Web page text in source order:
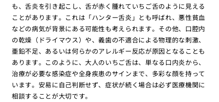
も、舌炎を引き起こし、舌が赤く腫れていちご舌のように見える
ことがあります。これは「ハンター舌炎」とも呼ばれ、悪性貧血
などの病気が背景にある可能性も考えられます。その他、口腔内
の乾燥（ドライマウス）や、義歯の不適合による物理的な刺激、
亜鉛不足、あるいは何らかのアレルギー反応が原因となることも
あります。このように、大人のいちご舌は、単なる口内炎から、
治療が必要な感染症や全身疾患のサインまで、多彩な顔を持って
います。安易に自己判断せず、症状が続く場合は必ず医療機関に
相談することが大切です。